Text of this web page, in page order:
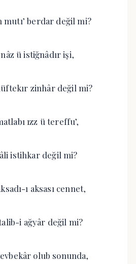
mutı’ berdar değil mi?
nâz ü istiğnâdır işi,
zinhâr değil mi?
ızz ü tereffu’,
istihkar değil mi?
ı aksası cennet,
i ağyâr değil mi?
olub sonunda,